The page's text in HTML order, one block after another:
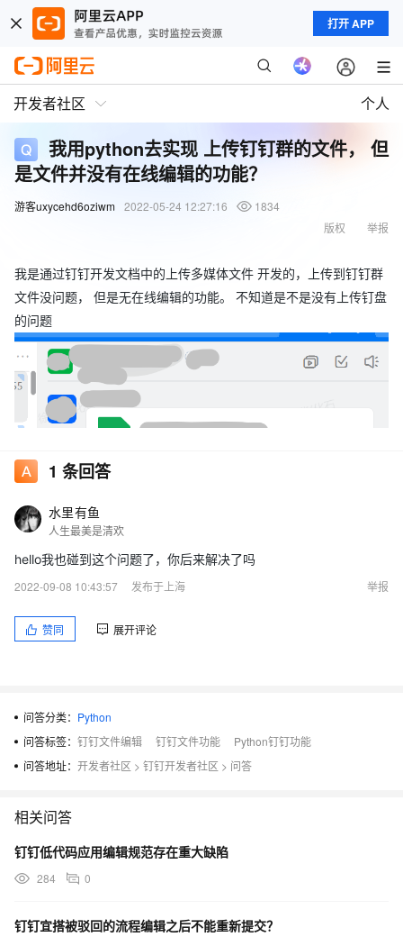
打开 APP
开发者社区 个人
我用python去实现 上传钉钉群的文件， 但
是文件并没有在线编辑的功能？
游客uxycehd6oziwm 2022-05-24 12:27:16
1834
举报
版权
我是通过钉钉开发文档中的上传多媒体文件 开发的，上传到钉钉群
文件没问题， 但是无在线编辑的功能。 不知道是不是没有上传钉盘
的问题
1 条回答
水里有鱼
人生最美是清欢
hello我也碰到这个问题了，你后来解决了吗
2022-09-08 10:43:57
发布于上海 举报
赞同 展开评论
问答分类： Python
问答标签： 钉钉文件编辑 钉钉文件功能
Python钉钉功能
问答地址： 开发者社区 > 钉钉开发者社区 > 问答
相关问答
钉钉低代码应用编辑规范存在重大缺陷
284 0
钉钉宜搭被驳回的流程编辑之后不能重新提交？